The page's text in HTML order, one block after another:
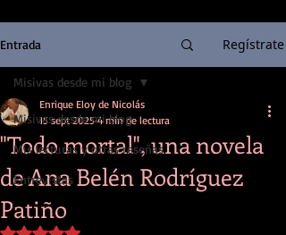
Entrada Regístrate
Misivas desde mi blog
Mis lecturas y otras reseñas
Entrevistas
Misivas desde mi blog
"Todo mortal", una novela
de Ana Belén Rodríguez
Patiño
Enrique Eloy de Nicolás
15 sept 2025 4 min de lectura
Obtuvo NaN de 5 estrellas.